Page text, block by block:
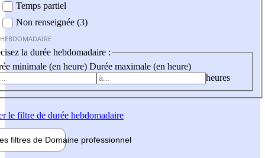
Temps partiel
Non renseignée (3)
la durée hebdomadaire :
minimale (en heure) Durée maximale (en heure)
heures
le filtre de durée hebdomadaire
filtres de Domaine professionnel